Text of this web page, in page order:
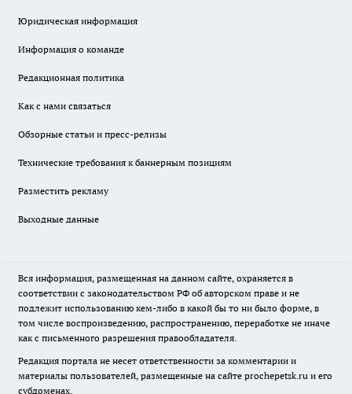
Юридическая информация
Информация о команде
Редакционная политика
Как с нами связаться
Обзорные статьи и пресс-релизы
Технические требования к баннерным позициям
Разместить рекламу
Выходные данные
Вся информация, размещенная на данном сайте, охраняется в
соответствии с законодательством РФ об авторском праве и не
подлежит использованию кем-либо в какой бы то ни было форме, в
том числе воспроизведению, распространению, переработке не иначе
как с письменного разрешения правообладателя.
Редакция портала не несет ответственности за комментарии и
материалы пользователей, размещенные на сайте prochepetsk.ru и его
субдоменах.